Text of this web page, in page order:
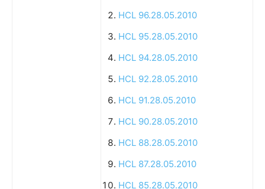
HCL 96.28.05.2010
HCL 95.28.05.2010
HCL 94.28.05.2010
HCL 92.28.05.2010
HCL 91.28.05.2010
HCL 90.28.05.2010
HCL 88.28.05.2010
HCL 87.28.05.2010
HCL 85.28.05.2010